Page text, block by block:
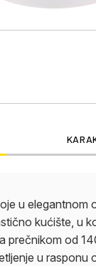
u elegantnom
kućište, u
prečnikom od
u